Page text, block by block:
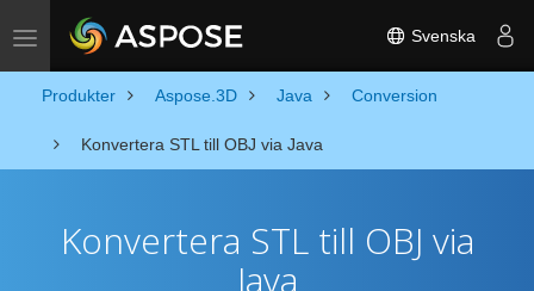
Toggle navigation Svenska
Produkter Aspose.3D Java Conversion
Konvertera STL till OBJ via Java
Konvertera STL till OBJ via
Java